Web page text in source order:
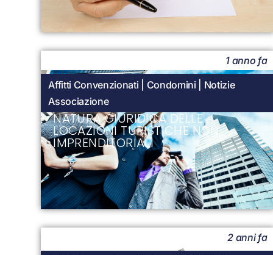
1 anno fa
Affitti Convenzionati
Condomini
Notizie
Associazione
NATURA GIURIDICA DELLE
LOCAZIONI TURISTICHE NON
IMPRENDITORIALI
2 anni fa